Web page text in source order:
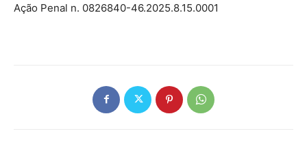
Ação Penal n. 0826840-46.2025.8.15.0001